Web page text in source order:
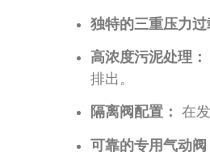
独特的三重压力过
高浓度污泥处理：
排出。
隔离阀配置： 在
可靠的专用气动阀